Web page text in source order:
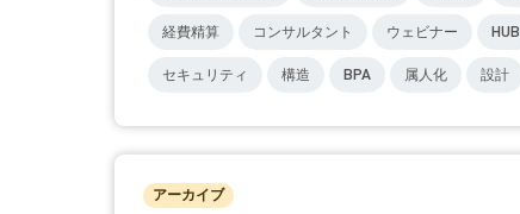
経費精算 コンサルタント ウェビナー HUB
セキュリティ 構造 BPA 属人化 設計
アーカイブ